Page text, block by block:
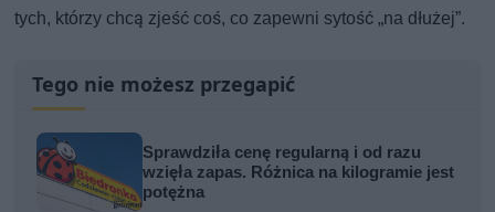
tych, którzy chcą zjeść coś, co zapewni sytość „na dłużej”.
Tego nie możesz przegapić
Sprawdziła cenę regularną i od razu
wzięła zapas. Różnica na kilogramie jest
potężna